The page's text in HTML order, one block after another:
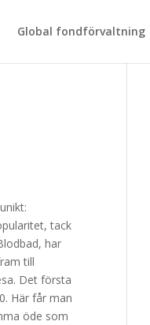
Global fondförvaltning
tack
har
till
Det första
Här får man
öde som